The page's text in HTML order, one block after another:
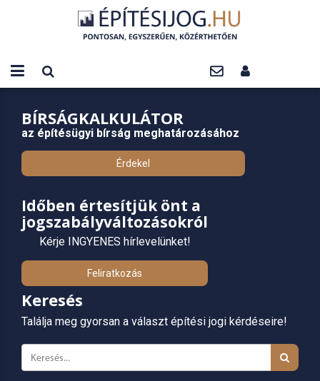
BÍRSÁGKALKULÁTOR
az építésügyi bírság meghatározásához
Érdekel
Időben értesítjük önt a
jogszabályváltozásokról
Kérje INGYENES hírlevelünket!
Feliratkozás
Keresés
Találja meg gyorsan a választ építési jogi kérdéseire!